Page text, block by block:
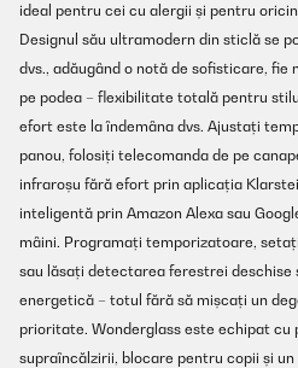
ideal pentru cei cu alergii și pentru
Designul său ultramodern din sticlă se
dvs., adăugând o notă de sofisticare,
pe podea – flexibilitate totală pentru
efort este la îndemâna dvs. Ajustați
panou, folosiți telecomanda de pe
infraroșu fără efort prin aplicația
inteligentă prin Amazon Alexa sau
mâini. Programați temporizatoare,
sau lăsați detectarea ferestrei deschise
energetică – totul fără să mișcați un
prioritate. Wonderglass este echipat
supraîncălzirii, blocare pentru copii și